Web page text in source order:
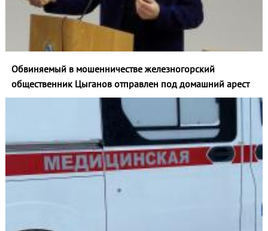
Обвиняемый в мошенничестве железногорский
общественник Цыганов отправлен под домашний арест